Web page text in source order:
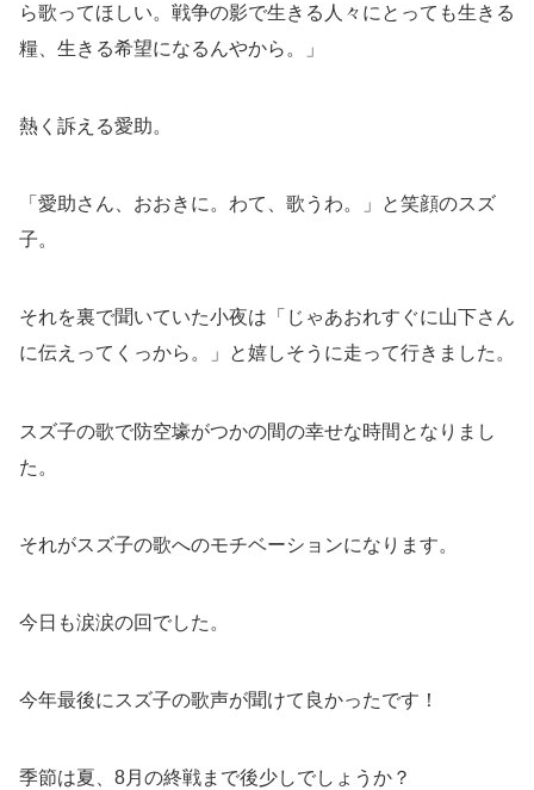
ら歌ってほしい。戦争の影で生きる人々にとっても生きる
糧、生きる希望になるんやから。」
熱く訴える愛助。
「愛助さん、おおきに。わて、歌うわ。」と笑顔のスズ
子。
それを裏で聞いていた小夜は「じゃあおれすぐに山下さん
に伝えってくっから。」と嬉しそうに走って行きました。
スズ子の歌で防空壕がつかの間の幸せな時間となりまし
た。
それがスズ子の歌へのモチベーションになります。
今日も涙涙の回でした。
今年最後にスズ子の歌声が聞けて良かったです！
季節は夏、8月の終戦まで後少しでしょうか？